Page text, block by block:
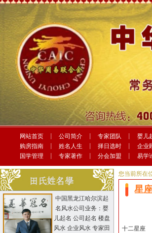
网站首页 公司简介 专家团队 婴儿
购房指南
姓名人生 择日选时 企业
国学管理
专家著作 分会加盟 易学
中国黑龙江哈尔滨起
名风水公司业务：婴
儿起名 公司起名 楼盘
风水 企业风水 专家田
您当前所在
星
十二星座